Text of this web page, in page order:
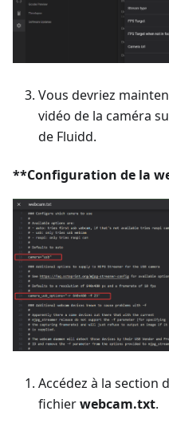
Vous devriez
vidéo de la caméra
de Fluidd.
**Configuration de la
Accédez à la section
fichierwebcam.txt.